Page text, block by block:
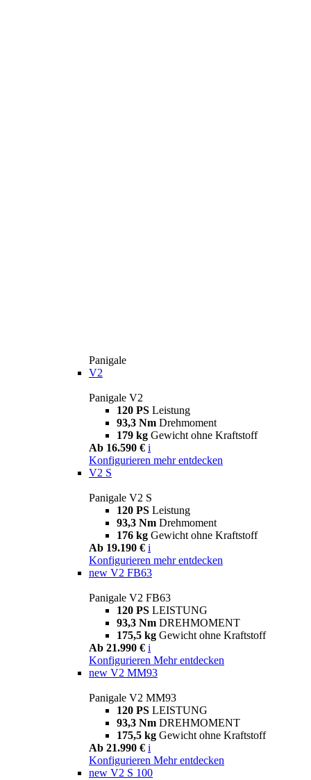
Panigale
V2
Panigale V2
120 PS Leistung
93,3 Nm Drehmoment
179 kg Gewicht ohne Kraftstoff
Ab 16.590 € i
Konfigurieren mehr entdecken
V2 S
Panigale V2 S
120 PS Leistung
93,3 Nm Drehmoment
176 kg Gewicht ohne Kraftstoff
Ab 19.190 € i
Konfigurieren mehr entdecken
new V2 FB63
Panigale V2 FB63
120 PS LEISTUNG
93,3 Nm DREHMOMENT
175,5 kg Gewicht ohne Kraftstoff
Ab 21.990 € i
Konfigurieren Mehr entdecken
new V2 MM93
Panigale V2 MM93
120 PS LEISTUNG
93,3 Nm DREHMOMENT
175,5 kg Gewicht ohne Kraftstoff
Ab 21.990 € i
Konfigurieren Mehr entdecken
new V2 S 100